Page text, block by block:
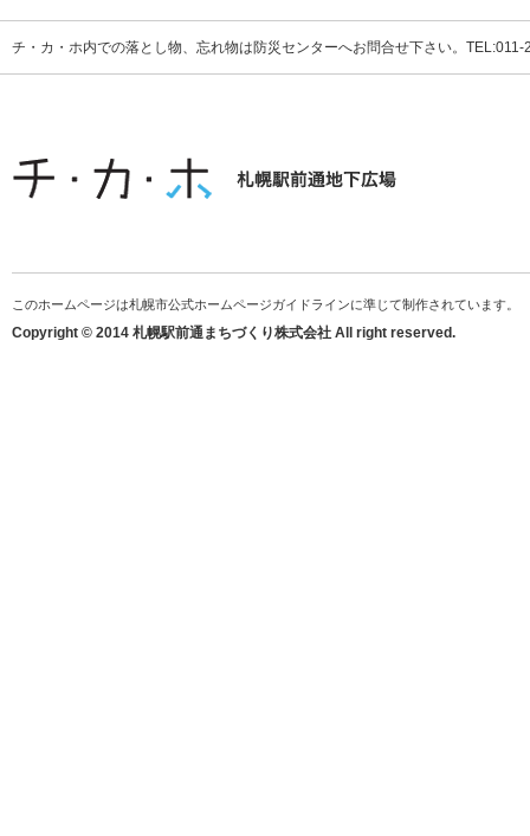
チ・カ・ホ内での落とし物、忘れ物は防災センターへお問合せ下さい。
このホームページは札幌市公式ホームページガイドラインに準じて制作されています。
Copyright © 2014 札幌駅前通まちづくり株式会社 All right reserved.